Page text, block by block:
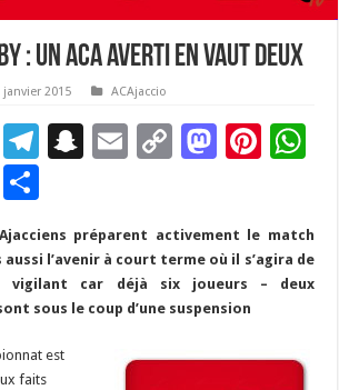
: un ACA averti en vaut deux
janvier 2015 ACAjaccio
Bl
u
es
T
gr
a
m
S
p
c
h
E
l
C
y
Li
n
k
M
d
o
n
Pi
es
t
p
G
m
ar
ta
g
er
préparent activement le match
aussi l’avenir à court terme où il s’agira de
vigilant car déjà six joueurs – deux
sous le coup d’une suspension
est
faits